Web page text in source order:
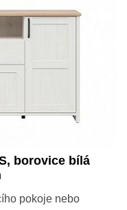
borovice bílá
pokoje nebo